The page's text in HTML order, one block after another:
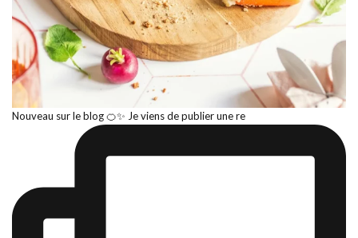
Nouveau sur le blog 🍊✨ Je viens de publier une re